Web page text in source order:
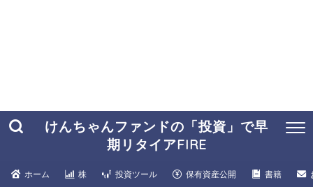
けんちゃんファンドの「投資」で早
期リタイアFIRE
ホーム 株 投資ツール 保有資産公開 書籍